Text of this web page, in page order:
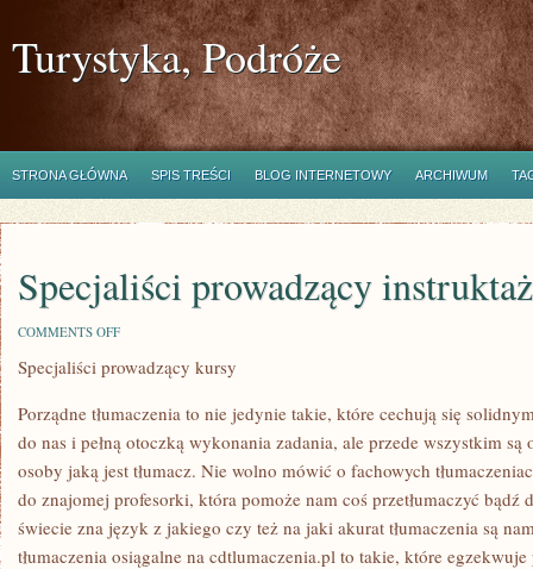
Turystyka, Podróże
STRONA GŁÓWNA SPIS TREŚCI BLOG INTERNETOWY ARCHIWUM
Specjaliści prowadzący
COMMENTS OFFON
PROWADZĄCY
INSTRUKTAŻE
Specjaliści prowadzący kursy
Porządne tłumaczenia to nie jedynie takie, które cechują się
do nas i pełną otoczką wykonania zadania, ale przede wszystkim są
osoby jaką jest tłumacz. Nie wolno mówić o fachowych
do znajomej profesorki, która pomoże nam coś przetłumaczyć
świecie zna język z jakiego czy też na jaki akurat tłumaczenia są
tłumaczenia osiągalne na cdtlumaczenia.pl to takie, które